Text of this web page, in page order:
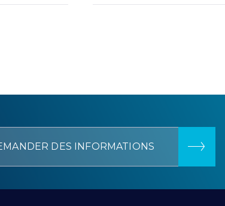
DES INFORMATIONS